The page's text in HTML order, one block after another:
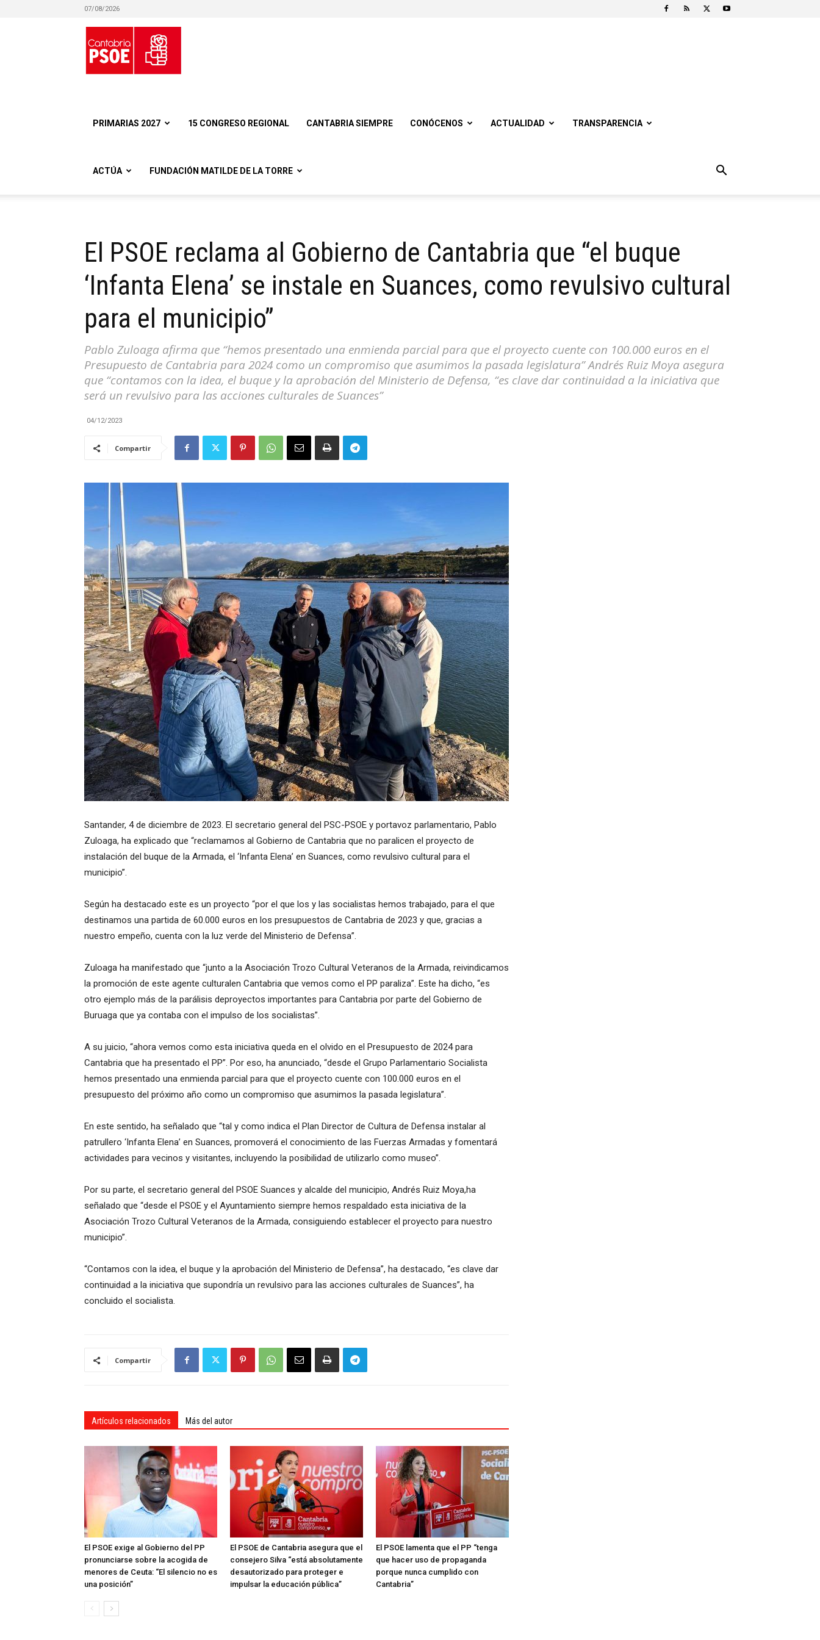
07/08/2026
Español
Cantabria
PRIMARIAS 2027 15 CONGRESO REGIONAL CANTABRIA SIEMPRE CONÓCENOS ACTUALIDAD TRANSPARENCIA
ACTÚA FUNDACIÓN MATILDE DE LA TORRE
El PSOE reclama al Gobierno de Cantabria que “el buque
‘Infanta Elena’ se instale en Suances, como revulsivo cultural
para el municipio”
Pablo Zuloaga afirma que “hemos presentado una enmienda parcial para que el proyecto cuente con 100.000 euros en el
Presupuesto de Cantabria para 2024 como un compromiso que asumimos la pasada legislatura” Andrés Ruiz Moya asegura
que “contamos con la idea, el buque y la aprobación del Ministerio de Defensa, “es clave dar continuidad a la iniciativa que
será un revulsivo para las acciones culturales de Suances”
04/12/2023
Compartir
Santander, 4de diciembre de 2023. El secretario general del PSC-PSOE y portavoz parlamentario, Pablo
Zuloaga, ha explicado que “reclamamos al Gobierno de Cantabria que no paralicen el proyecto de
instalación del buque de la Armada, el ‘Infanta Elena’ en Suances, como revulsivo cultural para el
municipio”.
Según ha destacado este es un proyecto “por el que los y las socialistas hemos trabajado, para el que
destinamos una partida de 60.000 euros en los presupuestos de Cantabria de 2023 y que, gracias a
nuestro empeño, cuenta con la luz verde del Ministerio de Defensa”.
Zuloaga ha manifestado que “junto a la Asociación Trozo Cultural Veteranos de la Armada, reivindicamos
la promoción de este agente culturalen Cantabria que vemos como el PP paraliza”. Este ha dicho, “es
otro ejemplo más de la parálisis deproyectos importantes para Cantabria por parte del Gobierno de
Buruaga que ya contaba con el impulso de los socialistas”.
A su juicio, “ahora vemos como esta iniciativa queda en el olvido en el Presupuesto de 2024para
Cantabria que ha presentado el PP”. Por eso, ha anunciado, “desde el Grupo Parlamentario Socialista
hemos presentado una enmienda parcial para que el proyecto cuente con 100.000 euros en el
presupuesto del próximo año como un compromiso que asumimos la pasada legislatura”.
En este sentido, ha señalado que “tal y como indica el Plan Director de Cultura de Defensa instalar al
patrullero ‘Infanta Elena’ en Suances, promoverá el conocimiento de las Fuerzas Armadas y fomentará
actividades para vecinos y visitantes, incluyendo la posibilidad de utilizarlo como museo”.
Por su parte, el secretario general del PSOE Suances y alcalde del municipio, Andrés Ruiz Moya,ha
señalado que “desde el PSOE y el Ayuntamiento siempre hemos respaldado esta iniciativa de la
Asociación Trozo Cultural Veteranos de la Armada, consiguiendo establecer el proyecto para nuestro
municipio”.
“Contamos con la idea, el buque y la aprobación del Ministerio de Defensa”, ha destacado, “es clave dar
continuidad a la iniciativa que supondría un revulsivo para las acciones culturales de Suances”, ha
concluido el socialista.
Compartir
Artículos relacionados Más del autor
El PSOE exige al Gobierno del PP
pronunciarse sobre la acogida de
menores de Ceuta: “El silencio no es
una posición”
El PSOE de Cantabria asegura que el
consejero Silva “está absolutamente
desautorizado para proteger e
impulsar la educación pública”
El PSOE lamenta que el PP “tenga
que hacer uso de propaganda
porque nunca cumplido con
Cantabria”